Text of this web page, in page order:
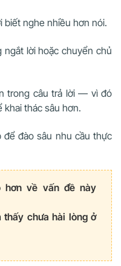
biết nghe nhiều hơn nói.
ngắt lời hoặc chuyển chủ
trong câu trả lời — vì đó
khai thác sâu hơn.
đào sâu nhu cầu thực
hơn về vấn đề này
thấy chưa hài lòng ở